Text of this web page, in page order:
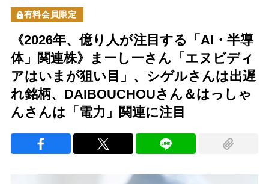
有料会員限定
《2026年、億り人が注目する「AI・半導
体」関連株》まーしーさん「エヌビディ
アはいまが狙い目」、シゲルさんは出遅
れ銘柄、DAIBOUCHOUさん＆はっしゃ
んさんは「電力」関連に注目